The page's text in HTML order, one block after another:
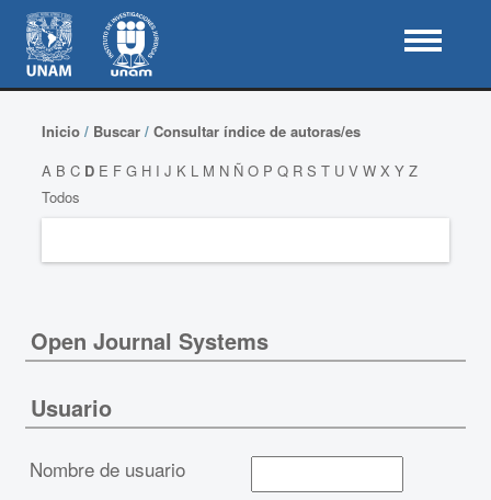
Inicio/ Buscar/ Consultar índice de autoras/es
A B C D E F G H I J K L M N Ñ O P Q R S T U V W X Y Z
Todos
Open Journal Systems
Usuario
Nombre de usuario